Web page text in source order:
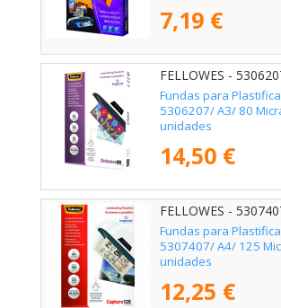
7,19 €
FELLOWES -
Fundas para
5306207/ A3/ 80
unidades
14,50 €
FELLOWES -
Fundas para
5307407/ A4/ 125
unidades
12,25 €